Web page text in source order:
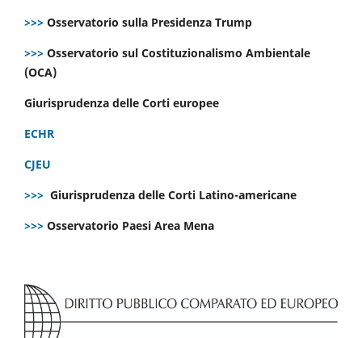
>>> Osservatorio sulla Presidenza Trump
>>> Osservatorio sul Costituzionalismo Ambientale
(OCA)
Giurisprudenza delle Corti europee
ECHR
CJEU
>>> Giurisprudenza delle Corti Latino-americane
>>> Osservatorio Paesi Area Mena